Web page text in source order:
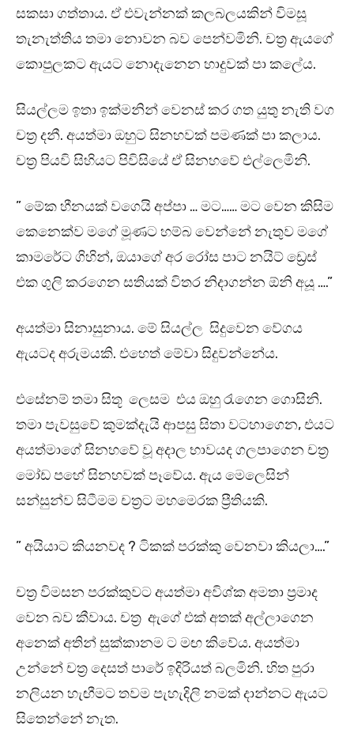
සකසා ගත්තාය. ඒ එවැන්නක් කලබලයකින් විමසූ
තැනැත්තිය තමා නොවන බව පෙන්වමිනි. චත්‍ර ඇයගේ
කොපුලකට ඇයට නොදැනෙන හාදුවක් පා කලේය.
සියල්ලම ඉතා ඉක්මනින් වෙනස් කර ගත යුතු නැති වග
චත්‍ර දනී. අයත්මා ඔහුට සිනහවක් පමණක් පා කලාය.
චත්‍ර පියවි සිහියට පිවිසියේ ඒ සිනහවේ එල්ලෙමිනි.
” මේක හීනයක් වගෙයි අප්පා … මට…… මට වෙන කිසිම
කෙනෙක්ව මගේ මූණට හම්බ වෙන්නේ නැතුව මගේ
කාමරේට ගිහින්, ඔයාගේ අර රෝස පාට නයිට් ඩ්‍රෙස්
එක ගුලි කරගෙන සතියක් විතර නිදාගන්න ඕනි අයූ ….”
අයත්මා සිනාසුනාය. මේ සියල්ල සිදුවෙන වේගය
ඇයටද අරුමයකි. එහෙත් මේවා සිදුවන්නේය.
එසේනම් තමා සිතූ ලෙසම එය ඔහු රැගෙන ගොසිනි.
තමා පැවසුවේ කුමක්දැයි ආපසු සිතා වටහාගෙන, එයට
අයත්මාගේ සිනහවේ වූ අදාල භාවයද ගලපාගෙන චත්‍ර
මෝඩ පහේ සිනහවක් පෑවේය. ඇය මෙලෙසින්
සන්සුන්ව සිටීමම චත්‍රට මහමෙරක ප්‍රීතියකි.
” අයියාට කියනවද ? ටිකක් පරක්කු වෙනවා කියලා….”
චත්‍ර විමසන පරක්කුවට අයත්මා අවිශ්ක අමතා ප්‍රමාද
වෙන බව කීවාය. චත්‍ර ඇගේ එක් අතක් අල්ලාගෙන
අනෙක් අතින් සුක්කානම ට මඟ කිවේය. අයත්මා
උන්නේ චත්‍ර දෙසත් පාරේ ඉදිරියත් බලමිනි. හිත පුරා
නලියන හැඟීමට තවම පැහැදිලි නමක් දාන්නට ඇයට
සිතෙන්නේ නැත.